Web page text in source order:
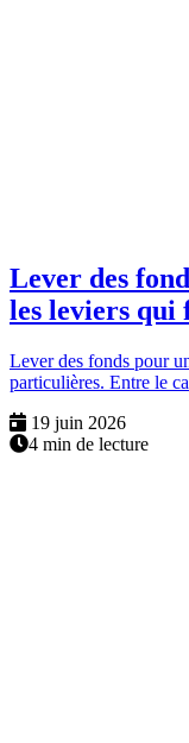
Lever des
les leviers qui
Lever des fonds pour
particulières. Entre le
19 juin 2026
4 min de lecture